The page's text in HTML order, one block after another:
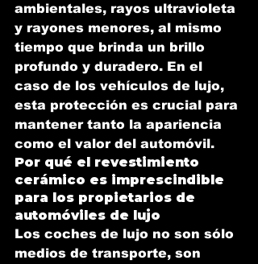
ambientales, rayos ultravioleta
y rayones menores, al mismo
tiempo que brinda un brillo
profundo y duradero. En el
caso de los vehículos de lujo,
esta protección es crucial para
mantener tanto la apariencia
como el valor del automóvil.
Por qué el revestimiento
cerámico es imprescindible
para los propietarios de
automóviles de lujo
Los coches de lujo no son sólo
medios de transporte, son